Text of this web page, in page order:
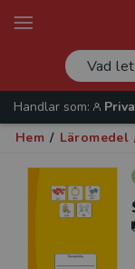
Handlar som:
Hem / Läromedel